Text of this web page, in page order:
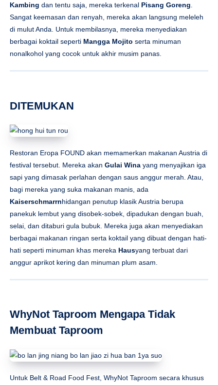
Kambing dan tentu saja, mereka terkenal Pisang Goreng
Sangat keemasan dan renyah, mereka akan langsung meleleh
di mulut Anda. Untuk membilasnya, mereka menyediakan
berbagai koktail seperti Mangga Mojito serta minuman
nonalkohol yang cocok untuk akhir musim panas.
DITEMUKAN
Restoran Eropa FOUND akan memamerkan makanan Austria di
festival tersebut. Mereka akan Gulai Wina yang menyajikan iga
sapi yang dimasak perlahan dengan saus anggur merah. Atau,
bagi mereka yang suka makanan manis, ada
Kaiserschmarrnhidangan penutup klasik Austria berupa
panekuk lembut yang disobek-sobek, dipadukan dengan buah,
selai, dan ditaburi gula bubuk. Mereka juga akan menyediakan
berbagai makanan ringan serta koktail yang dibuat dengan hati-
hati seperti minuman khas mereka Hausyang terbuat dari
anggur aprikot kering dan minuman plum asam.
WhyNot Taproom Mengapa Tidak
Membuat Taproom
Untuk Belt & Road Food Fest, WhyNot Taproom secara khusus